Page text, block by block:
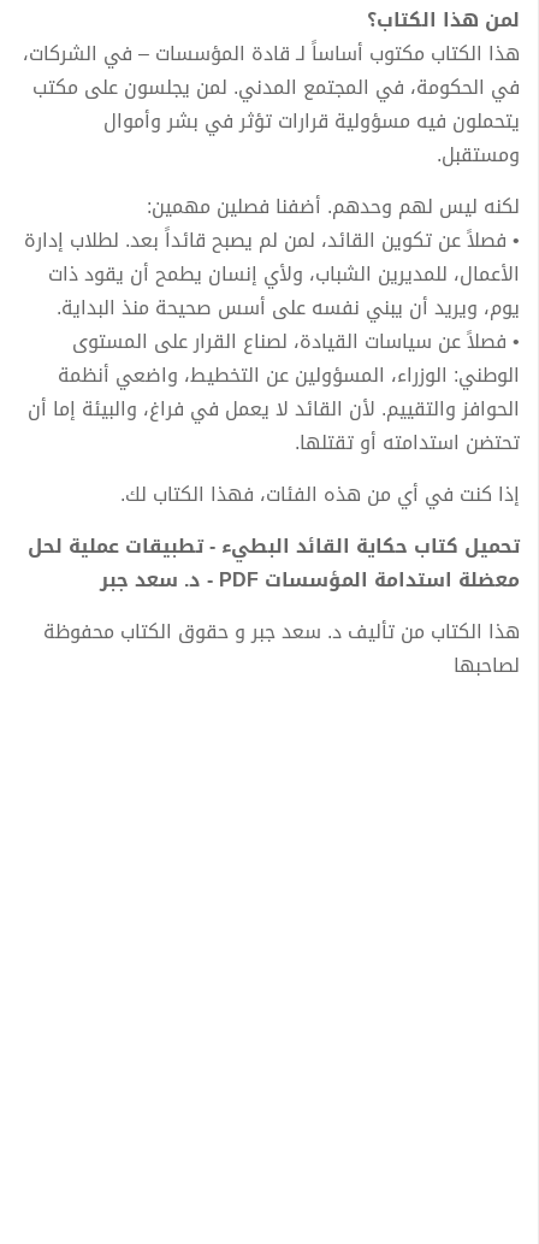
لمن هذا الكتاب؟
هذا الكتاب مكتوب أساساً لـ قادة المؤسسات – في الشركات،
في الحكومة، في المجتمع المدني. لمن يجلسون على مكتب
يتحملون فيه مسؤولية قرارات تؤثر في بشر وأموال
ومستقبل.
لكنه ليس لهم وحدهم. أضفنا فصلين مهمين:
• فصلاً عن تكوين القائد، لمن لم يصبح قائداً بعد. لطلاب إدارة
الأعمال، للمديرين الشباب، ولأي إنسان يطمح أن يقود ذات
يوم، ويريد أن يبني نفسه على أسس صحيحة منذ البداية.
• فصلاً عن سياسات القيادة، لصناع القرار على المستوى
الوطني: الوزراء، المسؤولين عن التخطيط، واضعي أنظمة
الحوافز والتقييم. لأن القائد لا يعمل في فراغ، والبيئة إما أن
تحتضن استدامته أو تقتلها.
إذا كنت في أي من هذه الفئات، فهذا الكتاب لك.
تحميل كتاب حكاية القائد البطيء - تطبيقات عملية لحل
معضلة استدامة المؤسسات PDF - د. سعد جبر
هذا الكتاب من تأليف د. سعد جبر و حقوق الكتاب محفوظة
لصاحبها